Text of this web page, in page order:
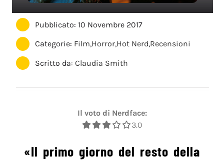
Pubblicato: 10 Novembre 2017
Categorie: Film,Horror,Hot Nerd,Recensioni
Scritto da:Claudia Smith
Il voto di Nerdface:
3.0
«Il primo giorno del resto della